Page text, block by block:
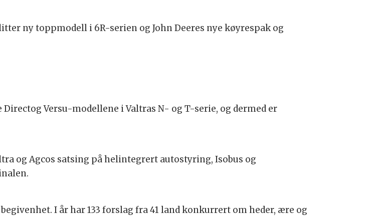
ny toppmodell i 6R-serien og John Deeres nye køyrespak og
Directog Versu-modellene i Valtras N- og T-serie, og dermed er
og Agcos satsing på helintegrert autostyring, Isobus og
I år har 133 forslag fra 41 land konkurrert om heder, ære og